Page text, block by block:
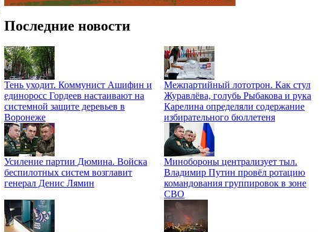
Последние новости
Тень уходит. Коммунист Ашифин и
единоросс Гордеев настаивают на
системной защите деревьев в
Воронеже
Межпартийный лототрон. Как стул
Журавлёва, голубь Рыбакова и рука
Карелина определяли содержание
избирательного бюллетеня
Усиление партии Дюмина. Войска
беспилотных систем возглавит
генерал Денис Лямин
Минобороны централизует тыл.
Владимир Путин провёл ротацию
командования группировок в зоне
СВО